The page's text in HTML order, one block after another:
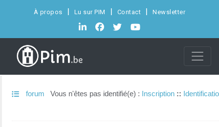
À propos Lu sur PIM Contact Newsletter
forum Vous n'êtes pas identifié(e) : Inscription ::